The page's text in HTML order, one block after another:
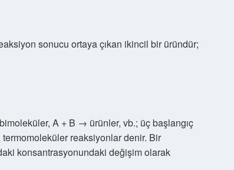
sonucu ortaya çıkan ikincil bir üründür;
A + B → ürünler, vb.; üç başlangıç
reaksiyonlar denir. Bir
konsantrasyonundaki değişim olarak